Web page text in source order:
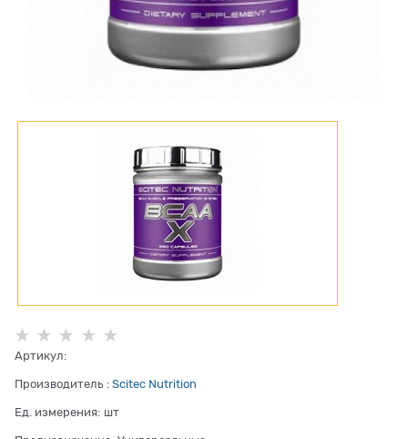
Артикул:
Производитель : Scitec Nutrition
Ед. измерения: шт